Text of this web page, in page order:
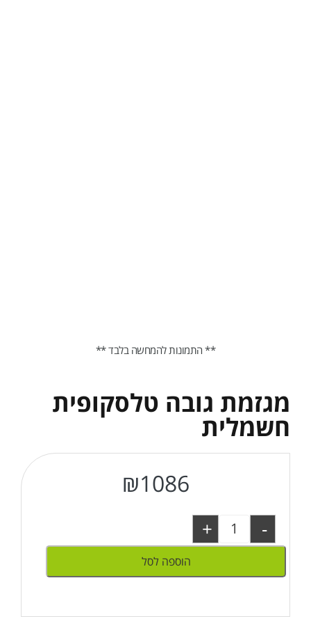
מגזמת גובה טלסקופית
חשמלית
₪1086
-
+
הוספה לסל
** התמונות להמחשה בלבד **